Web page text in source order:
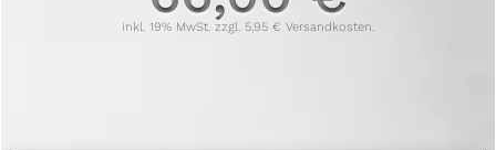
inkl. 19% MwSt. zzgl. 5,95 € Versandkosten.